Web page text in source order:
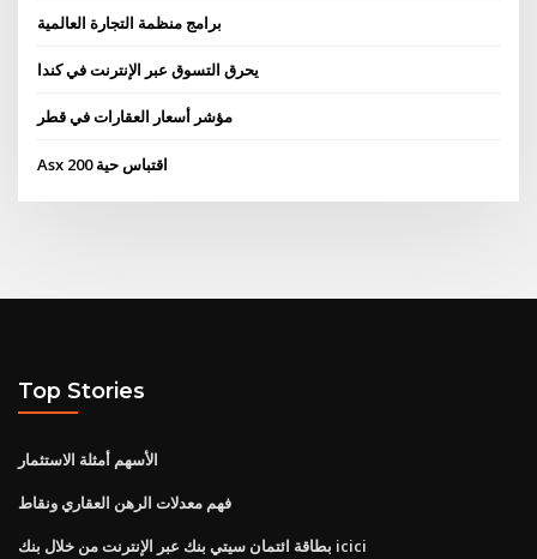
برامج منظمة التجارة العالمية
يحرق التسوق عبر الإنترنت في كندا
مؤشر أسعار العقارات في قطر
Asx 200 اقتباس حية
Top Stories
الأسهم أمثلة الاستثمار
فهم معدلات الرهن العقاري ونقاط
بطاقة ائتمان سيتي بنك عبر الإنترنت من خلال بنك icici